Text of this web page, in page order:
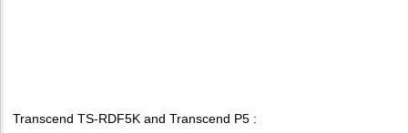
Transcend TS-RDF5K and Transcend P5 :